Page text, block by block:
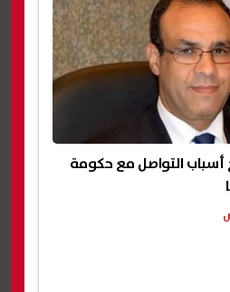
أسباب التواصل مع حكومة